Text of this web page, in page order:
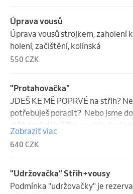
Úprava vousů
Úprava vousů strojkem, zaholení
holení, začištění, kolínská
550 CZK
"Protahovačka"
JDEŠ KE MĚ POPRVÉ na střih?
potřebuješ poradit?  Nebo jsme
střih trvá déle? Tak se objednej na
prosím. Stálé zákazníky prosím
pokud nejsme dopředu domluveni
Zobraziť viac
640 CZK
"Udržovačka" Střih+vousy
Podmínka "udržovačky" je